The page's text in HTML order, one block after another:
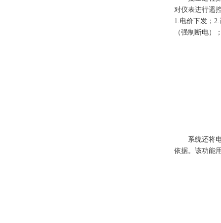
对仪表进行遥
1.电价下发；
（强制断电）
系统还将
依据。该功能